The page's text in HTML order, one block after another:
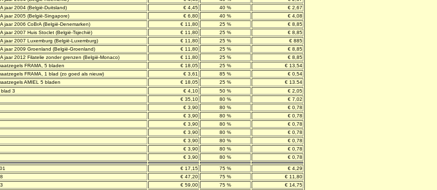
jaar 2004 (België-Duitsland)
€ 4,45 40 %
€ 2,67
jaar 2005 (België-Singapore)
€ 6,80 40 %
€ 4,08
jaar 2006 CoBrA (België-Denemarken)
€ 11,80 25 %
€ 8,85
jaar 2007 Huis Stoclet (België-Tsjechië)
€ 11,80 25 %
€ 8,85
jaar 2007 Luxemburg (België-Luxemburg)
€ 11,80 25 %
€ 885
jaar 2009 Groenland (België-Groenland)
€ 11,80 25 %
€ 8,85
jaar 2012 Filatelie zonder grenzen (België-Monaco)
€ 11,80 25 %
€ 8,85
FRAMA, 5 bladen
€ 18,05 25 %
€ 13,54
FRAMA, 1 blad (zo goed als nieuw)
€ 3,61 85 %
€ 0,54
AMIEL 5 bladen
€ 18,05 25 %
€ 13.54
3
€ 4,10 50 %
€ 2,05
€ 35,10 80 %
€ 7,02
€ 3,90 80 %
€ 0,78
€ 3,90 80 %
€ 0,78
€ 3,90 80 %
€ 0,78
€ 3,90 80 %
€ 0,78
€ 3,90 80 %
€ 0,78
€ 3,90 80 %
€ 0,78
€ 3,90 80 % € 0,78
€ 17,15 75 %
€ 4,29
€ 47,20 75 %
€ 11,80
€ 59,00 75 %
€ 14,75